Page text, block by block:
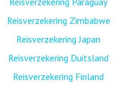
Reisverzekering Zimbabwe
Reisverzekering Japan
Reisverzekering Duitsland
Reisverzekering Finland